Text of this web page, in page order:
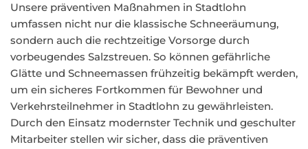
Unsere präventiven Maßnahmen in Stadtlohn
umfassen nicht nur die klassische Schneeräumung,
sondern auch die rechtzeitige Vorsorge durch
vorbeugendes Salzstreuen. So können gefährliche
Glätte und Schneemassen frühzeitig bekämpft werden,
um ein sicheres Fortkommen für Bewohner und
Verkehrsteilnehmer in Stadtlohn zu gewährleisten.
Durch den Einsatz modernster Technik und geschulter
Mitarbeiter stellen wir sicher, dass die präventiven